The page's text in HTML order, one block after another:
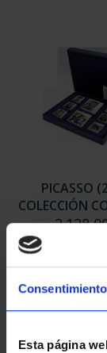
Consentimiento
Esta página
PICASSO
COLECCIÓN